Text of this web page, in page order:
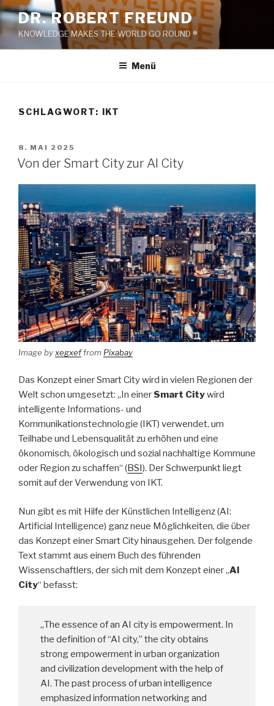
Zum
Inhalt
springen
DR. ROBERT FREUND
KNOWLEDGE MAKES THE WORLD GO ROUND ®
Menü
SCHLAGWORT: IKT
VERÖFFENTLICHT
AM
8. MAI 2025
Von der Smart City zur AI City
Image by xegxeffrom Pixabay
Das Konzept einer Smart City wird in vielen Regionen der
Welt schon umgesetzt: „In einer Smart Citywird
intelligente Informations- und
Kommunikationstechnologie (IKT) verwendet, um
Teilhabe und Lebensqualität zu erhöhen und eine
ökonomisch, ökologisch und sozial nachhaltige Kommune
oder Region zu schaffen“ (BSI). Der Schwerpunkt liegt
somit auf der Verwendung von IKT.
Nun gibt es mit Hilfe der Künstlichen Intelligenz (AI:
Artificial Intelligence) ganz neue Möglichkeiten, die über
das Konzept einer Smart City hinausgehen. Der folgende
Text stammt aus einem Buch des führenden
Wissenschaftlers, der sich mit dem Konzept einer „AI
City“ befasst:
„The essence of an AI city is empowerment. In
the definition of “AI city,” the city obtains
strong empowerment in urban organization
and civilization development with the help of
AI. The past process of urban intelligence
emphasized information networking and